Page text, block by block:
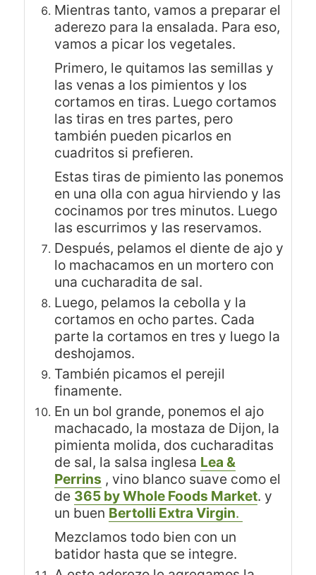
Mientras tanto, vamos a preparar el
aderezo para la ensalada. Para eso,
vamos a picar los vegetales.
Primero, le quitamos las semillas y
las venas a los pimientos y los
cortamos en tiras. Luego cortamos
las tiras en tres partes, pero
también pueden picarlos en
cuadritos si prefieren.
Estas tiras de pimiento las ponemos
en una olla con agua hirviendo y las
cocinamos por tres minutos. Luego
las escurrimos y las reservamos.
Después, pelamos el diente de ajo y
lo machacamos en un mortero con
una cucharadita de sal.
Luego, pelamos la cebolla y la
cortamos en ocho partes. Cada
parte la cortamos en tres y luego la
deshojamos.
También picamos el perejil
finamente.
En un bol grande, ponemos el ajo
machacado, la mostaza de Dijon, la
pimienta molida, dos cucharaditas
de sal, la salsa inglesa Lea &
Perrins , vino blanco suave como el
de 365 by Whole Foods Market. y
un buen Bertolli Extra Virgin.
Mezclamos todo bien con un
batidor hasta que se integre.